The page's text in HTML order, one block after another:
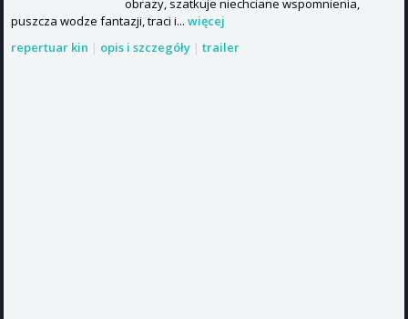
obrazy, szatkuje niechciane wspomnienia,
puszcza wodze fantazji, traci i... więcej
repertuar kin | opis i szczegóły | trailer